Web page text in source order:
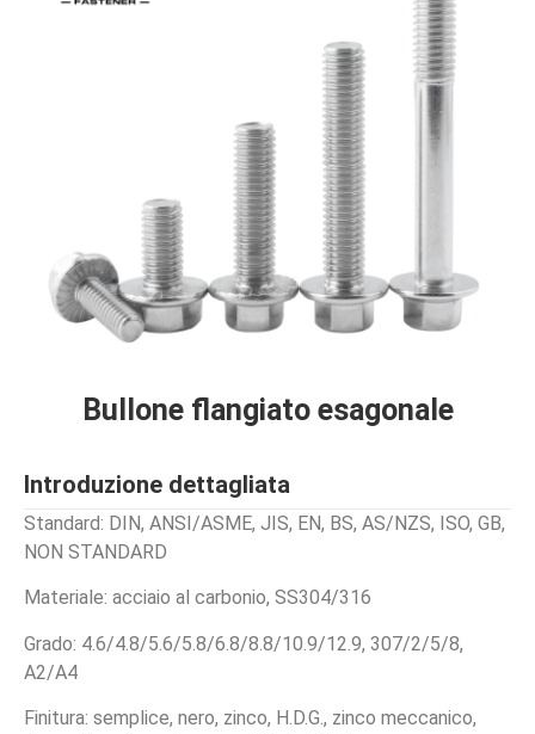
Bullone flangiato esagonale
Introduzione dettagliata
Standard: DIN, ANSI/ASME, JIS, EN, BS, AS/NZS, ISO, GB,
NON STANDARD
Materiale: acciaio al carbonio, SS304/316
Grado: 4.6/4.8/5.6/5.8/6.8/8.8/10.9/12.9, 307/2/5/8,
A2/A4
Finitura: semplice, nero, zinco, H.D.G., zinco meccanico,